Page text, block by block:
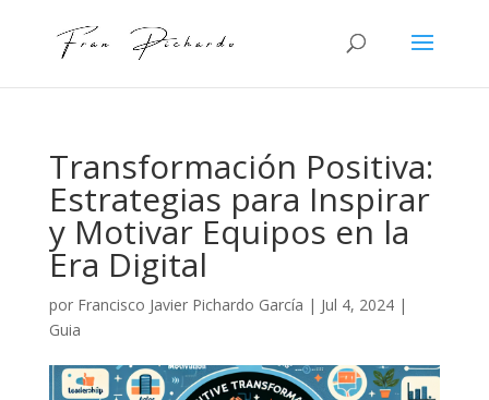
Transformación Positiva:
Estrategias para Inspirar
y Motivar Equipos en la
Era Digital
por Francisco Javier Pichardo García | Jul 4, 2024|
Guia